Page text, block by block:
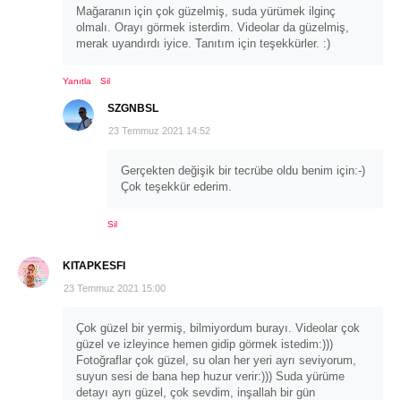
Mağaranın için çok güzelmiş, suda yürümek ilginç
olmalı. Orayı görmek isterdim. Videolar da güzelmiş,
merak uyandırdı iyice. Tanıtım için teşekkürler. :)
Yanıtla Sil
SZGNBSL
23 Temmuz 2021 14:52
Gerçekten değişik bir tecrübe oldu benim için:-)
Çok teşekkür ederim.
Sil
KITAPKESFI
23 Temmuz 2021 15:00
Çok güzel bir yermiş, bilmiyordum burayı. Videolar çok
güzel ve izleyince hemen gidip görmek istedim:)))
Fotoğraflar çok güzel, su olan her yeri ayrı seviyorum,
suyun sesi de bana hep huzur verir:))) Suda yürüme
detayı ayrı güzel, çok sevdim, inşallah bir gün